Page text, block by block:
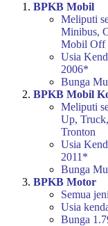
BPKB Mobil
Meliputi
Minibus,
Mobil Off
Usia
2006*
Bunga
BPKB Mobil
Meliputi
Up,
Tronton
Usia
2011*
Bunga
BPKB Motor
Semua
Usia
Bunga